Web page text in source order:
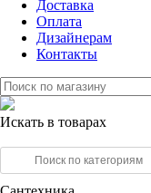
Доставка
Оплата
Дизайнерам
Контакты
Искать в товарах